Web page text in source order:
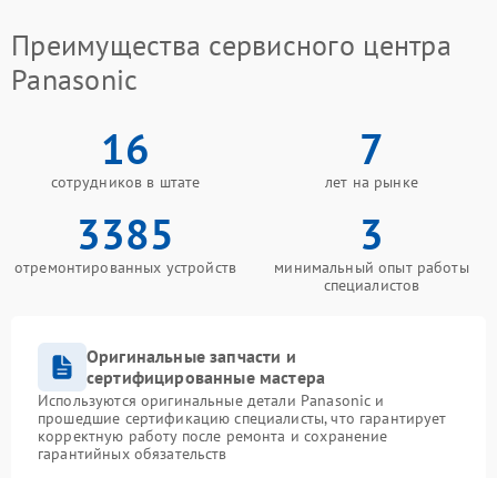
Преимущества сервисного центра
Panasonic
16
сотрудников в штате
7
лет на рынке
3385
отремонтированных устройств
3
минимальный опыт работы
специалистов
Оригинальные запчасти и
сертифицированные мастера
Используются оригинальные детали Panasonic и
прошедшие сертификацию специалисты, что гарантирует
корректную работу после ремонта и сохранение
гарантийных обязательств